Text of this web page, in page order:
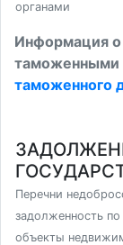
органами
Информация о
таможенными
таможенного
Перечни
задолженность
объекты